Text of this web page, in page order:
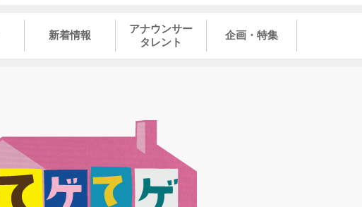
新着情報
アナウンサー
タレント
企画・特集